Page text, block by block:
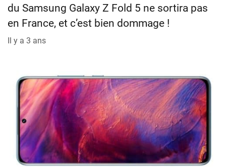
du Samsung Galaxy Z Fold 5 ne sortira pas
en France, et c’est bien dommage !
Il y a 3 ans